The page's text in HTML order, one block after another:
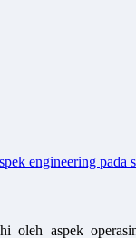
engineering pada
oleh aspek